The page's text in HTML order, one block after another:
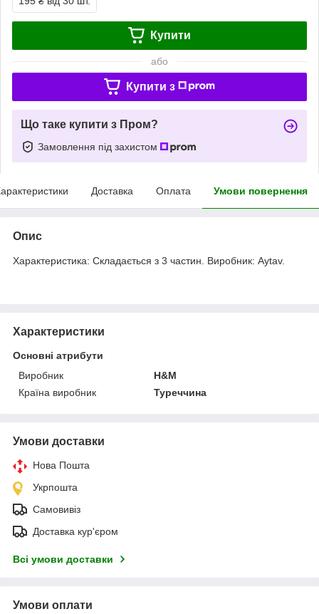
Купити
або
Купити з
Що таке купити з Пром?
Замовлення під захистом
Доставка Оплата Умови повернення
Опис
Характеристика: Складається з 3 частин. Виробник: Aytav.
Характеристики
Основні атрибути
Виробник
H&M
Країна виробник
Туреччина
Умови доставки
Нова Пошта
Укрпошта
Самовивіз
Доставка кур'єром
Всі умови доставки
Умови оплати